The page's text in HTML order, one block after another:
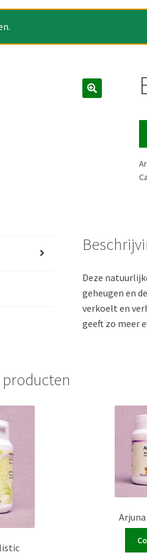
Deze
geheugen en
verkoelt en
geeft zo meer